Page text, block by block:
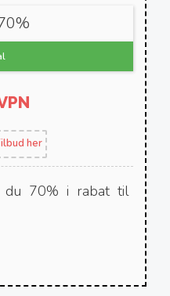
her
du 70% i rabat til